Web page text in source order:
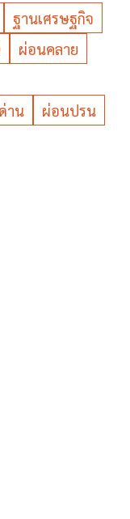
ฐานเศรษฐกิจ
ผ่อนคลาย
าน
ผ่อนปรน